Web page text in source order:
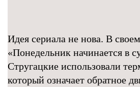
Идея сериала не нова. В
«Понедельник начинается в
Стругацкие использовали
который означает обратное